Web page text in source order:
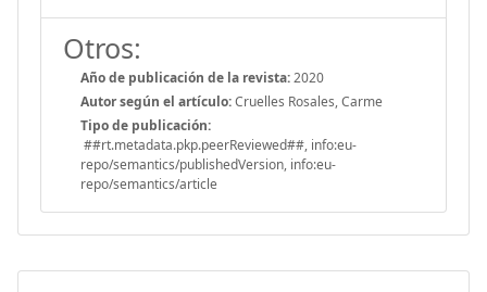
Otros:
Año de publicación de la revista:2020
Autor según el artículo:Cruelles Rosales, Carme
Tipo de publicación:
##rt.metadata.pkp.peerReviewed##, info:eu-
repo/semantics/publishedVersion, info:eu-
repo/semantics/article